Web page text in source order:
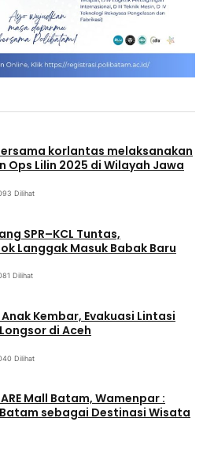
korlantas melaksanakan
Ops Lilin 2025 di Wilayah Jawa
Dilihat
SPR–KCL Tuntas,
Langgak Masuk Babak Baru
Dilihat
Kembar, Evakuasi Lintasi
di Aceh
Dilihat
Mall Batam, Wamenpar :
sebagai Destinasi Wisata